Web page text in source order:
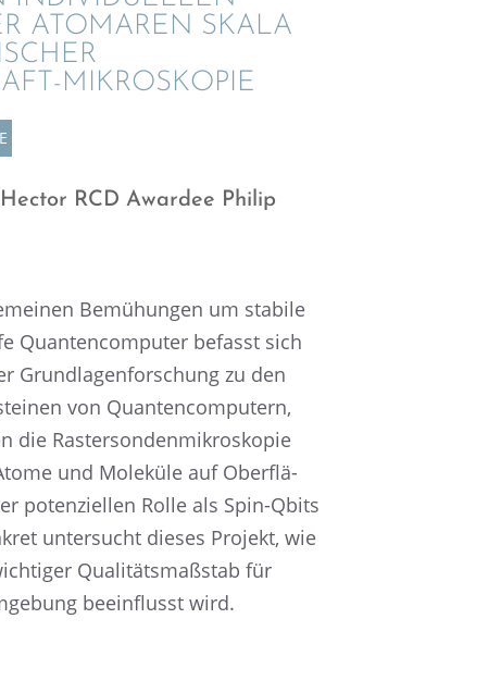
ATOMA­REN SKALA
MIKROSKOPIE
RCD Awardee Philip
Bemühun­gen um stabile
Quanten­com­pu­ter befasst sich
Grund­la­gen­for­schung zu den
von Quanten­com­pu­tern,
die Raster­son­den­mi­kro­sko­pie
und Moleküle auf Oberflä­
poten­zi­el­len Rolle als Spin-Qbits
unter­sucht dieses Projekt, wie
Quali­täts­maß­stab für
beein­flusst wird.